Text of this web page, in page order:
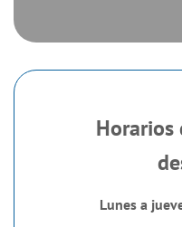
Horarios
Lunes a